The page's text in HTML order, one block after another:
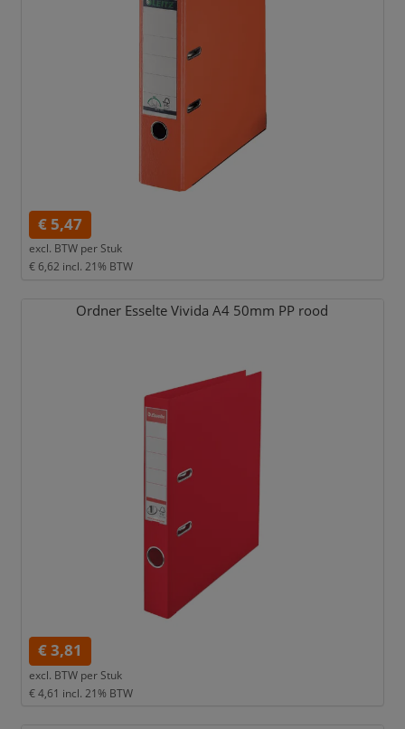
€ 5,47
excl. BTW per Stuk
€ 6,62 incl. 21% BTW
Ordner Esselte Vivida A4 50mm PP rood
€ 3,81
excl. BTW per Stuk
€ 4,61 incl. 21% BTW